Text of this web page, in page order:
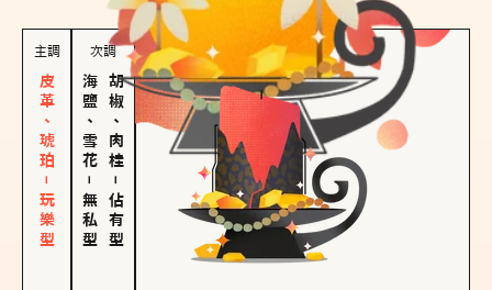
對方的主調蠟燭是...
主調
皮革、琥珀－玩樂型
次調
海鹽、雪花
－
無私型
胡椒、肉桂
－
佔有型